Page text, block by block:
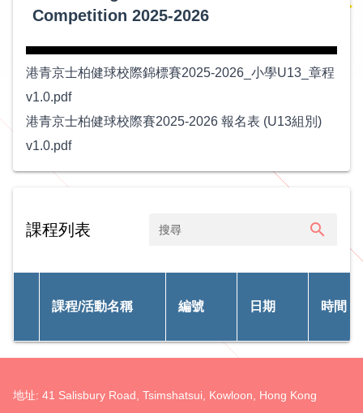
地址: 41 Salisbury Road, Tsimshatsui, Kowloon, Hong Kong
Competition 2025-2026
港青京士柏健球校際錦標賽2025-2026_小學U13_章程
v1.0.pdf
港青京士柏健球校際賽2025-2026 報名表 (U13組別)
v1.0.pdf
課程列表 search
課程/活動名稱 編號 日期 時間